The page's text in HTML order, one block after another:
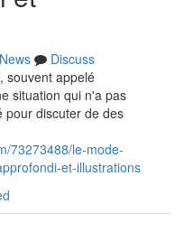
News
Discuss
souvent appelé
situation qui n'a pas
pour discuter de des
73273488/le-mode-
et-illustrations